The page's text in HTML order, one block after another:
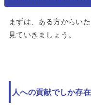
まずは、ある方からい
見ていきましょう。
人への貢献でしか存